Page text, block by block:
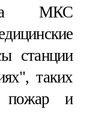
на МКС
станции
таких
пожар и